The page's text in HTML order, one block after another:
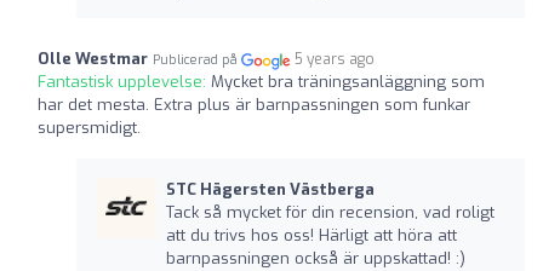
Olle Westmar Publicerad på 5 years ago
Fantastisk upplevelse: Mycket bra träningsanläggning som
har det mesta. Extra plus är barnpassningen som funkar
supersmidigt.
STC Hägersten Västberga
Tack så mycket för din recension, vad roligt
att du trivs hos oss! Härligt att höra att
barnpassningen också är uppskattad! :)